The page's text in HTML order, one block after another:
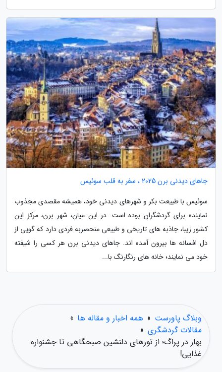
جاهای دیدنی برن 2025 ، سفر به قلب سوئیس
سوئیس با طبیعت بکر و شهرهای دیدنی خود، همیشه مقصدی مجذوب
نماینده برای گردشگران بوده است. در این میان، شهر برن، مرکز این
کشور زیبا، جاذبه های تاریخی و طبیعی منحصربه فردی دارد که گویی از
دل افسانه ها بیرون آمده اند. جاهای دیدنی برن هر کسی را شیفته
خود می نمایند؛ خانه های رنگارنگ با...
وبلاگ پاورست » همه اخبار و مقاله ها »
مقالات گردشگری »
بهار در پراگ؛ از تورهای دلنشین صبحگاهی تا جشنواره
غذایی!